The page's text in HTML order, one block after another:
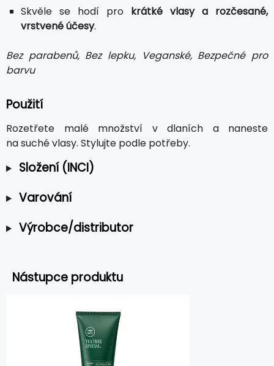
Skvěle se hodí pro krátké vlasy a rozčesané,
vrstvené účesy.
Bez parabenů, Bez lepku, Veganské, Bezpečné pro
barvu
Použití
Rozetřete malé množství v dlaních a naneste
na suché vlasy. Stylujte podle potřeby.
Složení (INCI)
Varování
Výrobce/distributor
Nástupce produktu